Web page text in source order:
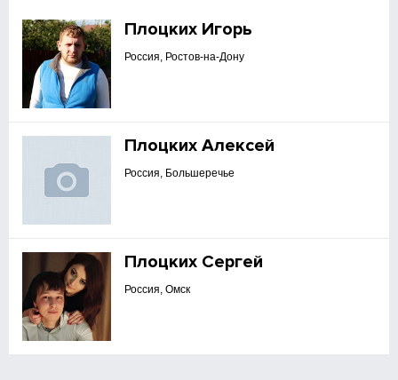
Плоцких Игорь
Россия, Ростов-на-Дону
Плоцких Алексей
Россия, Большеречье
Плоцких Сергей
Россия, Омск